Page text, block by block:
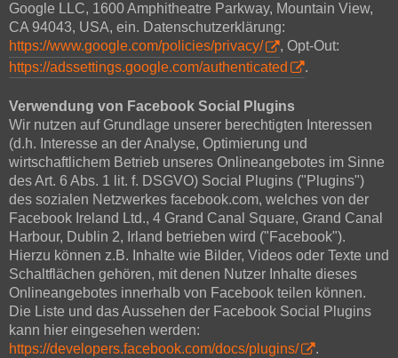
Google LLC, 1600 Amphitheatre Parkway, Mountain View,
CA 94043, USA, ein. Datenschutzerklärung:
https://www.google.com/policies/privacy/
, Opt-Out:
https://adssettings.google.com/authenticated
.
Verwendung von Facebook Social Plugins
Wir nutzen auf Grundlage unserer berechtigten Interessen
(d.h. Interesse an der Analyse, Optimierung und
wirtschaftlichem Betrieb unseres Onlineangebotes im Sinne
des Art. 6 Abs. 1 lit. f. DSGVO) Social Plugins ("Plugins")
des sozialen Netzwerkes facebook.com, welches von der
Facebook Ireland Ltd., 4 Grand Canal Square, Grand Canal
Harbour, Dublin 2, Irland betrieben wird ("Facebook").
Hierzu können z.B. Inhalte wie Bilder, Videos oder Texte und
Schaltflächen gehören, mit denen Nutzer Inhalte dieses
Onlineangebotes innerhalb von Facebook teilen können.
Die Liste und das Aussehen der Facebook Social Plugins
kann hier eingesehen werden:
https://developers.facebook.com/docs/plugins/
.